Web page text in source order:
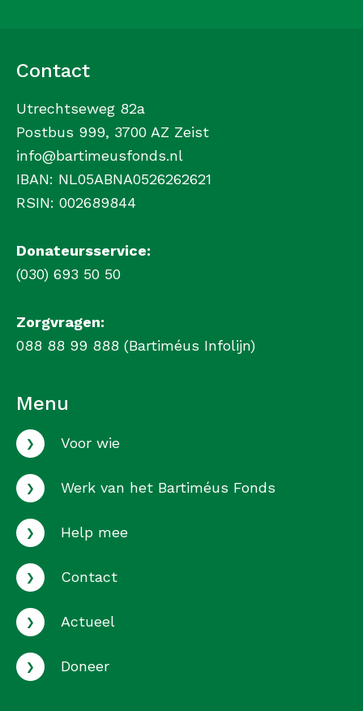
Contact
Utrechtseweg 82a
Postbus 999, 3700 AZ Zeist
info@bartimeusfonds.nl
IBAN: NL05ABNA0526262621
RSIN: 002689844
Donateursservice:
(030) 693 50 50
Zorgvragen:
088 88 99 888 (Bartiméus Infolijn)
Menu
› Voor wie
› Werk van het Bartiméus Fonds
› Help mee
› Contact
› Actueel
› Doneer